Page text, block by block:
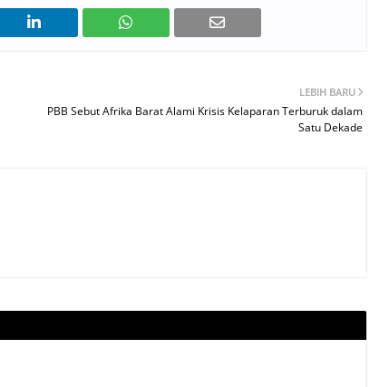
LEBIH BARU
PBB Sebut Afrika Barat Alami Krisis Kelaparan Terburuk dalam
Satu Dekade